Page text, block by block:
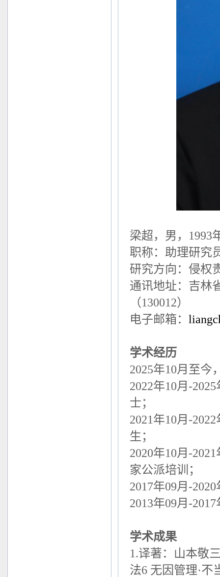
梁超，男， 1993
职称：助理研究
研究方向：侵权
通讯地址：吉林
（130012）
电子邮箱：
学术经历
2025年10月至今
2022年10月 -2025
士；
2021年10月 -2022
生；
2020年10月 -2021
家公派培训；
2017年09月 -2020
2013年09月 -2017
学术成果
1.译著：山本敬
法6 无因管理·不